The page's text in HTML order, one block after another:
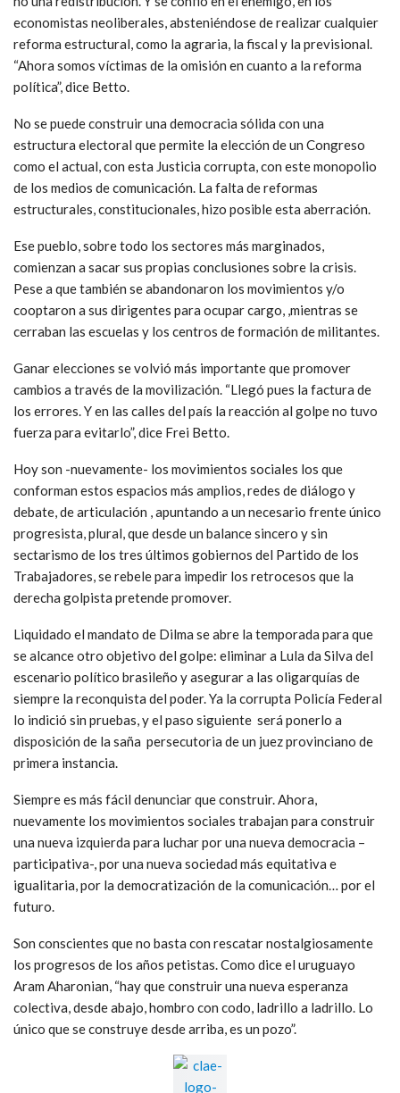
economistas neoliberales, absteniéndose de realizar cualquier
reforma estructural, como la agraria, la fiscal y la previsional.
“Ahora somos víctimas de la omisión en cuanto a la reforma
política”, dice Betto.
No se puede construir una democracia sólida con una
estructura electoral que permite la elección de un Congreso
como el actual, con esta Justicia corrupta, con este monopolio
de los medios de comunicación. La falta de reformas
estructurales, constitucionales, hizo posible esta aberración.
Ese pueblo, sobre todo los sectores más marginados,
comienzan a sacar sus propias conclusiones sobre la crisis.
Pese a que también se abandonaron los movimientos y/o
cooptaron a sus dirigentes para ocupar cargo, ,mientras se
cerraban las escuelas y los centros de formación de militantes.
Ganar elecciones se volvió más importante que promover
cambios a través de la movilización. “Llegó pues la factura de
los errores. Y en las calles del país la reacción al golpe no tuvo
fuerza para evitarlo”, dice Frei Betto.
Hoy son -nuevamente- los movimientos sociales los que
conforman estos espacios más amplios, redes de diálogo y
debate, de articulación , apuntando a un necesario frente único
progresista, plural, que desde un balance sincero y sin
sectarismo de los tres últimos gobiernos del Partido de los
Trabajadores, se rebele para impedir los retrocesos que la
derecha golpista pretende promover.
Liquidado el mandato de Dilma se abre la temporada para que
se alcance otro objetivo del golpe: eliminar a Lula da Silva del
escenario político brasileño y asegurar a las oligarquías de
siempre la reconquista del poder. Ya la corrupta Policía Federal
lo indició sin pruebas, y el paso siguiente será ponerlo a
disposición de la saña persecutoria de un juez provinciano de
primera instancia.
Siempre es más fácil denunciar que construir. Ahora,
nuevamente los movimientos sociales trabajan para construir
una nueva izquierda para luchar por una nueva democracia –
participativa-, por una nueva sociedad más equitativa e
igualitaria, por la democratización de la comunicación… por el
futuro.
Son conscientes que no basta con rescatar nostalgiosamente
los progresos de los años petistas. Como dice el uruguayo
Aram Aharonian, “hay que construir una nueva esperanza
colectiva, desde abajo, hombro con codo, ladrillo a ladrillo. Lo
único que se construye desde arriba, es un pozo”.